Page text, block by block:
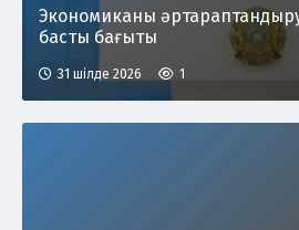
Экономиканы
басты бағыты
31 шілде 2026 1